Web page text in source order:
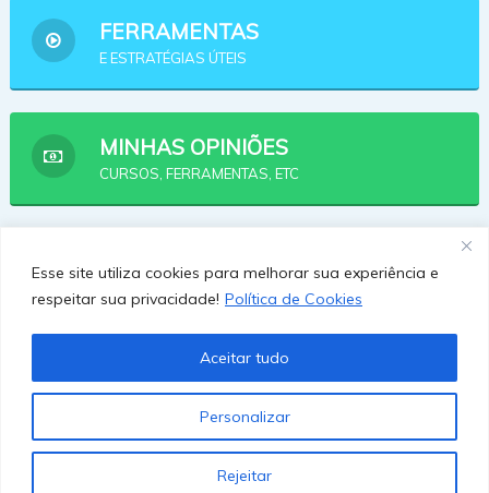
Esse site utiliza cookies para melhorar sua experiência e
respeitar sua privacidade! Política de Cookies
Personalizar
Rejeitar
Aceitar tudo
FERRAMENTAS
E ESTRATÉGIAS ÚTEIS
MINHAS OPINIÕES
CURSOS, FERRAMENTAS, ETC
AFILIADOS
OPÇÕES PRA SE AFILIAR